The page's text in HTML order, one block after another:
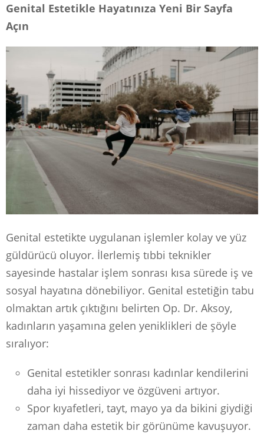
Genital Estetikle Hayatınıza Yeni Bir Sayfa
Açın
Genital estetikte uygulanan işlemler kolay ve yüz
güldürücü oluyor. İlerlemiş tıbbi teknikler
sayesinde hastalar işlem sonrası kısa sürede iş ve
sosyal hayatına dönebiliyor. Genital estetiğin tabu
olmaktan artık çıktığını belirten Op. Dr. Aksoy,
kadınların yaşamına gelen yeniklikleri de şöyle
sıralıyor:
Genital estetikler sonrası kadınlar kendilerini
daha iyi hissediyor ve özgüveni artıyor.
Spor kıyafetleri, tayt, mayo ya da bikini giydiği
zaman daha estetik bir görünüme kavuşuyor.